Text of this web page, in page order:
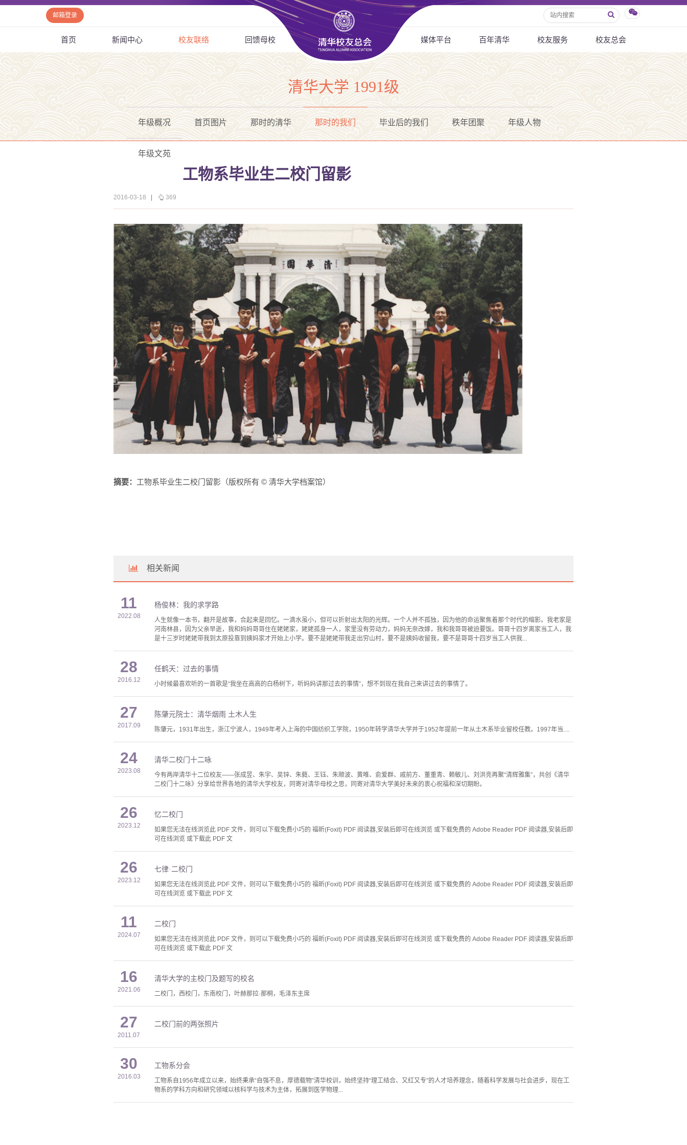
邮箱登录
首页 新闻中心 校友联络 回馈母校 媒体平台 百年清华 校友服务 校友总会
清华大学 1991级
年级概况 首页图片 那时的清华 那时的我们 毕业后的我们 秩年团聚 年级人物
年级文苑
工物系毕业生二校门留影
2016-03-18 369
摘要： 工物系毕业生二校门留影（版权所有 © 清华大学档案馆）
相关新闻
11
2022.08
杨俊林：我的求学路
人生就像一本书，翻开是故事，合起来是回忆。一滴水虽小，但可以折射出太阳的光辉。一个人并不孤独，因为他的命运聚焦着那个时代的缩影。我老家是
河南林县，因为父亲早逝，我和妈妈哥哥住在姥姥家，姥姥孤身一人，家里没有劳动力，妈妈无奈改嫁，我和我哥哥被迫要饭。哥哥十四岁离家当工人，我
是十三岁时姥姥带我到太原投靠到姨妈家才开始上小学。要不是姥姥带我走出穷山村，要不是姨妈收留我，要不是哥哥十四岁当工人供我...
28
2016.12
任鹤天：过去的事情
小时候最喜欢听的一首歌是“我坐在高高的白杨树下，听妈妈讲那过去的事情”，想不到现在我自己来讲过去的事情了。
27
2017.09
陈肇元院士：清华烟雨 土木人生
陈肇元，1931年出生，浙江宁波人，1949年考入上海的中国纺织工学院，1950年转学清华大学并于1952年提前一年从土木系毕业留校任教。1997年当....
24
2023.08
清华二校门十二咏
今有两岸清华十二位校友——张成昱、朱宇、吴锌、朱蕤、王钰、朱顺波、黄唯、俞爱群、戚前方、董重青、赖敏儿、刘洪亮再聚“清辉雅集”，共创《清华
二校门十二咏》分享给世界各地的清华大学校友，同寄对清华母校之思，同寄对清华大学美好未来的衷心祝福和深切期盼。
26
2023.12
忆二校门
如果您无法在线浏览此 PDF 文件，则可以下载免费小巧的 福昕(Foxit) PDF 阅读器,安装后即可在线浏览 或下载免费的 Adobe Reader PDF 阅读器,安装后即
可在线浏览 或下载此 PDF 文
26
2023.12
七律·二校门
如果您无法在线浏览此 PDF 文件，则可以下载免费小巧的 福昕(Foxit) PDF 阅读器,安装后即可在线浏览 或下载免费的 Adobe Reader PDF 阅读器,安装后即
可在线浏览 或下载此 PDF 文
11
2024.07
二校门
如果您无法在线浏览此 PDF 文件，则可以下载免费小巧的 福昕(Foxit) PDF 阅读器,安装后即可在线浏览 或下载免费的 Adobe Reader PDF 阅读器,安装后即
可在线浏览 或下载此 PDF 文
16
2021.06
清华大学的主校门及题写的校名
二校门，西校门，东南校门，叶赫那拉·那桐，毛泽东主席
27
2011.07
二校门前的两张照片
30
2016.03
工物系分会
工物系自1956年成立以来，始终秉承“自强不息，厚德载物”清华校训，始终坚持“理工结合、又红又专”的人才培养理念，随着科学发展与社会进步，现在工
物系的学科方向和研究领域以核科学与技术为主体，拓展到医学物理...